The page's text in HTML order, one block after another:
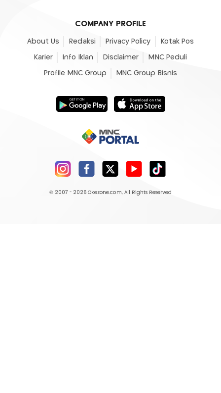
COMPANY PROFILE
About Us Redaksi Privacy Policy Kotak Pos
Karier Info Iklan Disclaimer MNC Peduli
Profile MNC Group MNC Group Bisnis
© 2007 - 2026 Okezone.com, All Rights Reserved